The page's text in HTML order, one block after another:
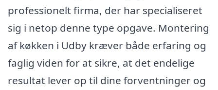
professionelt firma, der har specialiseret
sig i netop denne type opgave. Montering
af køkken i Udby kræver både erfaring og
faglig viden for at sikre, at det endelige
resultat lever op til dine forventninger og